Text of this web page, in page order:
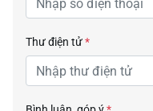
Thư điện tử*